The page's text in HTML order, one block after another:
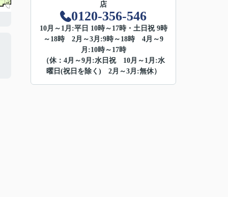
店
0120-356-546
10月～1月:平日 10時～17時・土日祝 9時
～18時 2月～3月:9時～18時 4月～9
月:10時～17時
（休：4月～9月:水日祝 10月～1月:水
曜日(祝日を除く) 2月～3月:無休）